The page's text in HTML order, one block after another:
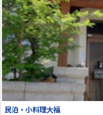
民泊・小料理大福